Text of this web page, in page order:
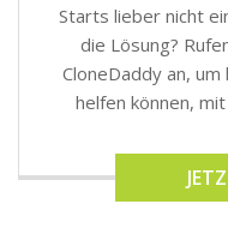
Starts lieber nicht
die Lösung?
CloneDaddy an,
helfen können,